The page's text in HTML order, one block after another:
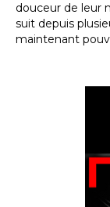
douceur de leur
suit depuis
maintenant